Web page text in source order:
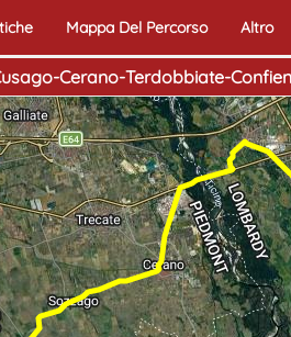
Mappa Del Percorso Altro
Cerano-Terdobbiate-